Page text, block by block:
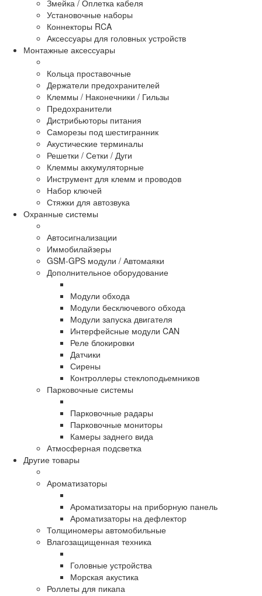
Змейка / Оплетка кабеля
Установочные наборы
Коннекторы RCA
Аксессуары для головных устройств
Монтажные аксессуары
Кольца проставочные
Держатели предохранителей
Клеммы / Наконечники / Гильзы
Предохранители
Дистрибьюторы питания
Саморезы под шестигранник
Акустические терминалы
Решетки / Сетки / Дуги
Клеммы аккумуляторные
Инструмент для клемм и проводов
Набор ключей
Стяжки для автозвука
Охранные системы
Автосигнализации
Иммобилайзеры
GSM-GPS модули / Автомаяки
Дополнительное оборудование
Модули обхода
Модули бесключевого обхода
Модули запуска двигателя
Интерфейсные модули CAN
Реле блокировки
Датчики
Сирены
Контроллеры стеклоподьемников
Парковочные системы
Парковочные радары
Парковочные мониторы
Камеры заднего вида
Атмосферная подсветка
Другие товары
Ароматизаторы
Ароматизаторы на приборную панель
Ароматизаторы на дефлектор
Толщиномеры автомобильные
Влагозащищенная техника
Головные устройства
Морская акустика
Роллеты для пикапа